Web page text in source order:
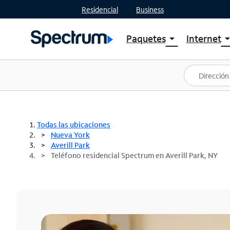
Residencial Business
Paquetesarrow_drop_down
Ver paquetes
Spectrum One
Mejores ofertas
Internetarrow_drop_down
Planes
Todas las ubicaciones
Nueva York
Averill Park
Teléfono residencial Spectrum en Averill Park, NY